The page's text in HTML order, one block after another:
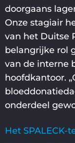
doorgaans
Onze stagiair
van het Duitse
belangrijke rol
van de interne
hoofdkantoor.
onderdeel
Het SPALECK-